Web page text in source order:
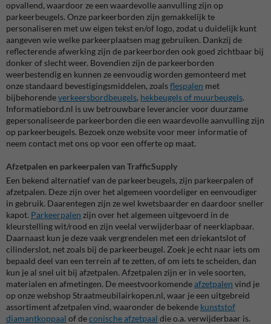
opvallend, waardoor ze een waardevolle aanvulling zijn op
parkeerbeugels. Onze parkeerborden zijn gemakkelijk te
personaliseren met uw eigen tekst en/of logo, zodat u duidelijk kunt
aangeven wie welke parkeerplaatsen mag gebruiken. Dankzij de
reflecterende afwerking zijn de parkeerborden ook goed zichtbaar bij
donker of slecht weer. Bovendien zijn de parkeerborden
weerbestendig en kunnen ze eenvoudig worden gemonteerd met
onze standaard bevestigingsmiddelen, zoalsflespalen met
bijbehorendeverkeersbordbeugels, hekbeugels of muurbeugels.
Informatiebord.nl is uw betrouwbare leverancier voor duurzame
gepersonaliseerde parkeerborden die een waardevolle aanvulling zijn
op parkeerbeugels. Bezoek onze website voor meer informatie of
neem contact met ons op voor een offerte op maat.
Afzetpalen en parkeerpalen van TrafficSupply
Een bekend alternatief van de parkeerbeugels, zijn parkeerpalen of
afzetpalen. Deze zijn over het algemeen voordeliger en eenvoudiger
in gebruik. Daarentegen zijn ze wel kwetsbaarder en daardoor sneller
kapot. Parkeerpalen zijn over het algemeen uitgevoerd in de
kleurstelling wit/rood en zijn veelal verwijderbaar of neerklapbaar.
Daarnaast kun je deze vaak vergrendelen met een driekantslot of
cilinderslot, net zoals bij de parkeerbeugel. Zoek je echt naar iets om
bepaald deel van een terrein af te zetten, of om iets te scheiden, dan
kun je al snel uit bij afzetpalen. Afzetpalen zijn er in vele soorten,
materialen en afmetingen. De meestvoorkomendeafzetpalen vind je
op onze webshop Straatmeubilairkopen.nl, waar je een uitgebreid
assortiment afzetpalen vind, waaronder de bekende kunststof
diamantkoppaal of deconische afzetpaal die o.a. verwijderbaar is.